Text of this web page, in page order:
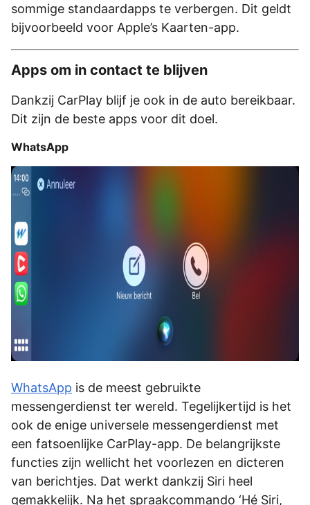
sommige standaardapps te verbergen. Dit geldt
bijvoorbeeld voor Apple’s Kaarten-app.
Apps om in contact te blijven
Dankzij CarPlay blijf je ook in de auto bereikbaar.
Dit zijn de beste apps voor dit doel.
WhatsApp
WhatsApp is de meest gebruikte
messengerdienst ter wereld. Tegelijkertijd is het
ook de enige universele messengerdienst met
een fatsoenlijke CarPlay-app. De belangrijkste
functies zijn wellicht het voorlezen en dicteren
van berichtjes. Dat werkt dankzij Siri heel
gemakkelijk. Na het spraakcommando ‘Hé Siri,